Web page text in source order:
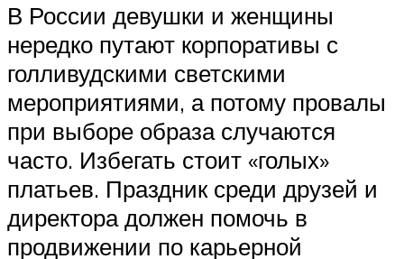
В России девушки и женщины
нередко путают корпоративы с
голливудскими светскими
мероприятиями, а потому провалы
при выборе образа случаются
часто. Избегать стоит «голых»
платьев. Праздник среди друзей и
директора должен помочь в
продвижении по карьерной